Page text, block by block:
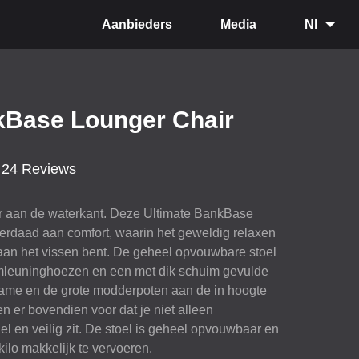
Aanbieders Media Nl
Lounger Chair
24 Reviews
aan de waterkant. Deze Ultimate BankBase
aan comfort, waarin het geweldig relaxen
het vissen bent. De geheel opvouwbare stoel
en een met dik schuim gevulde
en de grote modderpoten aan de in hoogte
er bovendien voor dat je niet alleen
en veilig zit. De stoel is geheel opvouwbaar en
makkelijk te vervoeren.